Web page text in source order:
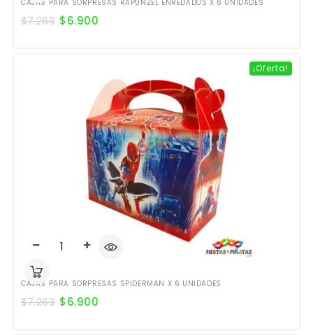
CAJAS PARA SORPRESAS RAPUNZEL ENREDADOS X 6 UNIDADES
$7.263 $6.900
¡Oferta!
CAJAS PARA SORPRESAS SPIDERMAN X 6 UNIDADES
$7.263 $6.900